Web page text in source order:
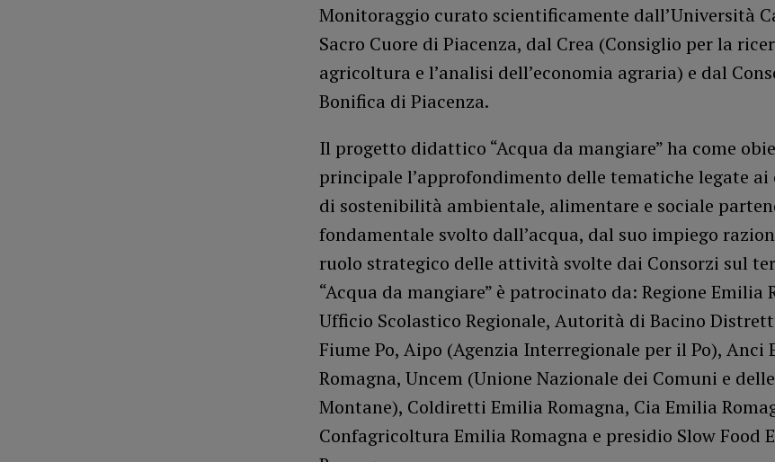
Monitoraggio curato scientificamente dall’Università
Sacro Cuore di Piacenza, dal Crea (Consiglio per la
agricoltura e l’analisi dell’economia agraria) e dal
Bonifica di Piacenza.
Il progetto didattico “Acqua da mangiare” ha come
principale l’approfondimento delle tematiche legate
di sostenibilità ambientale, alimentare e sociale
fondamentale svolto dall’acqua, dal suo impiego
ruolo strategico delle attività svolte dai Consorzi sul
“Acqua da mangiare” è patrocinato da: Regione Emilia
Ufficio Scolastico Regionale, Autorità di Bacino
Fiume Po, Aipo (Agenzia Interregionale per il Po), Anci
Romagna, Uncem (Unione Nazionale dei Comuni e
Montane), Coldiretti Emilia Romagna, Cia Emilia
Confagricoltura Emilia Romagna e presidio Slow Food